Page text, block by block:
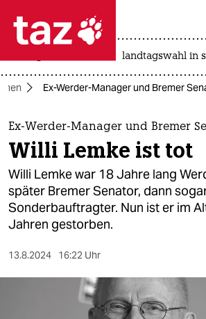
 taz zahl ich
taz zahl ich
themen
politik
öko
gesellschaft
kultur
sport
landtagswahl in
Ex-Werder-Manager und Bremer
Ex-Werder-Manager und Bremer
Willi Lemke ist tot
Willi Lemke war 18 Jahre lang
später Bremer Senator, dann
Sonderbauftragter. Nun ist er im
Jahren gestorben.
13.8.2024 16:22 Uhr